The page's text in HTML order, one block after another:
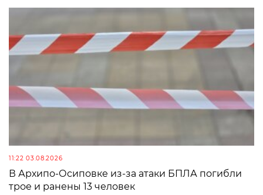
11:22 03.08.2026
В Архипо-Осиповке из-за атаки БПЛА погибли
трое и ранены 13 человек